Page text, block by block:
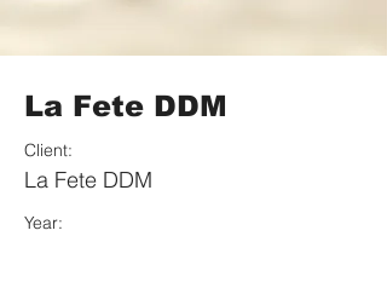
La Fete DDM
Client:
La Fete DDM
Year: